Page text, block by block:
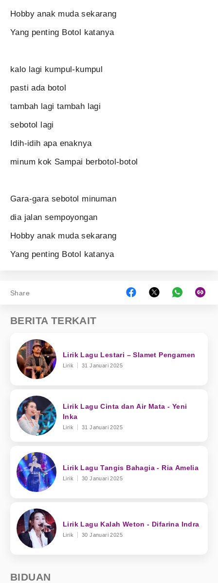
Hobby anak muda sekarang
Yang penting Botol katanya
kalo lagi kumpul-kumpul
pasti ada botol
tambah lagi tambah lagi
sebotol lagi
Idih-idih apa enaknya
minum kok Sampai berbotol-botol
Gara-gara sebotol minuman
dia jalan sempoyongan
Hobby anak muda sekarang
Yang penting Botol katanya
Share
BERITA TERKAIT
Lirik Lagu Lestari – Slamet Pengamen
Lirik 31 Januari 2025
Lirik Lagu Cinta dan Air Mata - Yeni
Inka
Lirik 31 Januari 2025
Lirik Lagu Tangis Bahagia - Ria Amelia
Lirik 30 Januari 2025
Lirik Lagu Kalah Weton - Difarina Indra
Lirik 30 Januari 2025
BIDUAN